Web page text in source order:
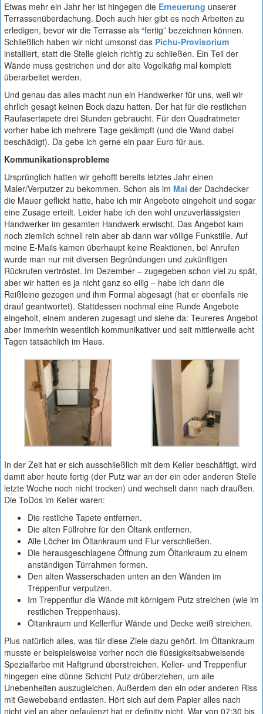
Etwas mehr ein Jahr her ist hingegen die Erneuerung unserer
Terrassenüberdachung. Doch auch hier gibt es noch Arbeiten zu
erledigen, bevor wir die Terrasse als “fertig” bezeichnen können.
Schließlich haben wir nicht umsonst das Pichu-Provisorium
installiert, statt die Stelle gleich richtig zu schließen. Ein Teil der
Wände muss gestrichen und der alte Vogelkäfig mal komplett
überarbeitet werden.
Und genau das alles macht nun ein Handwerker für uns, weil wir
ehrlich gesagt keinen Bock dazu hatten. Der hat für die restlichen
Raufasertapete drei Stunden gebraucht. Für den Quadratmeter
vorher habe ich mehrere Tage gekämpft (und die Wand dabei
beschädigt). Da gebe ich gerne ein paar Euro für aus.
Kommunikationsprobleme
Ursprünglich hatten wir gehofft bereits letztes Jahr einen
Maler/Verputzer zu bekommen. Schon als im Mai der Dachdecker
die Mauer geflickt hatte, habe ich mir Angebote eingeholt und sogar
eine Zusage erteilt. Leider habe ich den wohl unzuverlässigsten
Handwerker im gesamten Handwerk erwischt. Das Angebot kam
noch ziemlich schnell rein aber ab dann war völlige Funkstille. Auf
meine E-Mails kamen überhaupt keine Reaktionen, bei Anrufen
wurde man nur mit diversen Begründungen und zukünftigen
Rückrufen vertröstet. Im Dezember – zugegeben schon viel zu spät,
aber wir hatten es ja nicht ganz so eilig – habe ich dann die
Reißleine gezogen und ihm Formal abgesagt (hat er ebenfalls nie
drauf geantwortet). Stattdessen nochmal eine Runde Angebote
eingeholt, einem anderen zugesagt und siehe da: Teureres Angebot
aber immerhin wesentlich kommunikativer und seit mittlerweile acht
Tagen tatsächlich im Haus.
In der Zeit hat er sich ausschließlich mit dem Keller beschäftigt, wird
damit aber heute fertig (der Putz war an der ein oder anderen Stelle
letzte Woche noch nicht trocken) und wechselt dann nach draußen.
Die ToDos im Keller waren:
Die restliche Tapete entfernen.
Die alten Füllrohre für den Öltank entfernen.
Alle Löcher im Öltankraum und Flur verschließen.
Die herausgeschlagene Öffnung zum Öltankraum zu einem
anständigen Türrahmen formen.
Den alten Wasserschaden unten an den Wänden im
Treppenflur verputzen.
Im Treppenflur die Wände mit körnigem Putz streichen (wie im
restlichen Treppenhaus).
Öltankraum und Kellerflur Wände und Decke weiß streichen.
Plus natürlich alles, was für diese Ziele dazu gehört. Im Öltankraum
musste er beispielsweise vorher noch die flüssigkeitsabweisende
Spezialfarbe mit Haftgrund überstreichen. Keller- und Treppenflur
hingegen eine dünne Schicht Putz drüberziehen, um alle
Unebenheiten auszugleichen. Außerdem den ein oder anderen Riss
mit Gewebeband entlasten. Hört sich auf dem Papier alles nach
nicht viel an aber gefaulenzt hat er definitiv nicht. War von 07:30 bis